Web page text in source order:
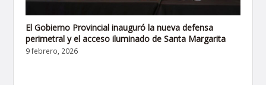
El Gobierno Provincial inauguró la nueva defensa
perimetral y el acceso iluminado de Santa Margarita
9 febrero, 2026